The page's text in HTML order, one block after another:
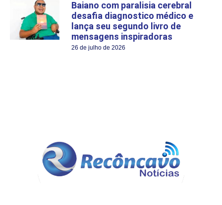
Baiano com paralisia cerebral
desafia diagnostico médico e
lança seu segundo livro de
mensagens inspiradoras
26 de julho de 2026